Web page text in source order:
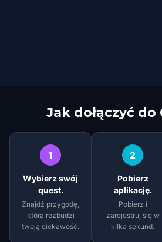
Jak dołączyć do
1
Wybierz swój
quest.
Znajdź przygodę,
która rozbudzi
twoją ciekawość.
2
Pobierz
aplikację.
Pobierz i
zarejestruj się w
kilka sekund.